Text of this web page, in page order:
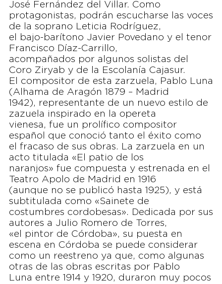
José Fernández del Villar. Como
protagonistas, podrán escucharse las voces
de la soprano Leticia Rodríguez,
el bajo-barítono Javier Povedano y el tenor
Francisco Díaz-Carrillo,
acompañados por algunos solistas del
Coro Ziryab y de la Escolanía Cajasur.
El compositor de esta zarzuela, Pablo Luna
(Alhama de Aragón 1879 – Madrid
1942), representante de un nuevo estilo de
zazuela inspirado en la opereta
vienesa, fue un prolífico compositor
español que conoció tanto el éxito como
el fracaso de sus obras. La zarzuela en un
acto titulada «El patio de los
naranjos» fue compuesta y estrenada en el
Teatro Apolo de Madrid en 1916
(aunque no se publicó hasta 1925), y está
subtitulada como «Sainete de
costumbres cordobesas». Dedicada por sus
autores a Julio Romero de Torres,
«el pintor de Córdoba», su puesta en
escena en Córdoba se puede considerar
como un reestreno ya que, como algunas
otras de las obras escritas por Pablo
Luna entre 1914 y 1920, duraron muy pocos